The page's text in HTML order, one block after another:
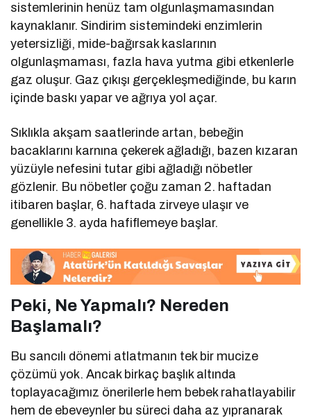
sistemlerinin henüz tam olgunlaşmamasından
kaynaklanır. Sindirim sistemindeki enzimlerin
yetersizliği, mide-bağırsak kaslarının
olgunlaşmaması, fazla hava yutma gibi etkenlerle
gaz oluşur. Gaz çıkışı gerçekleşmediğinde, bu karın
içinde baskı yapar ve ağrıya yol açar.
Sıklıkla akşam saatlerinde artan, bebeğin
bacaklarını karnına çekerek ağladığı, bazen kızaran
yüzüyle nefesini tutar gibi ağladığı nöbetler
gözlenir. Bu nöbetler çoğu zaman 2. haftadan
itibaren başlar, 6. haftada zirveye ulaşır ve
genellikle 3. ayda hafiflemeye başlar.
Peki, Ne Yapmalı? Nereden
Başlamalı?
Bu sancılı dönemi atlatmanın tek bir mucize
çözümü yok. Ancak birkaç başlık altında
toplayacağımız önerilerle hem bebek rahatlayabilir
hem de ebeveynler bu süreci daha az yıpranarak